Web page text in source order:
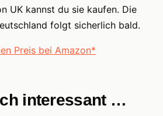
UK kannst du sie kaufen. Die
folgt sicherlich bald.
Preis bei Amazon*
interessant …